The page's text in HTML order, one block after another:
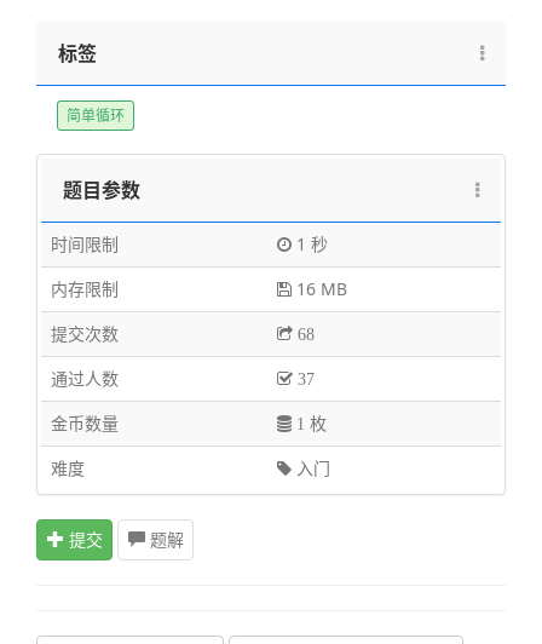
标签
简单循环
题目参数
时间限制
1 秒
内存限制
16 MB
提交次数
68
通过人数 37
金币数量 1 枚
难度 入门
提交 题解